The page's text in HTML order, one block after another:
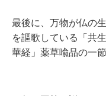
最後に、万物が仏の
を謳歌している「共
華経」薬草喩品の一